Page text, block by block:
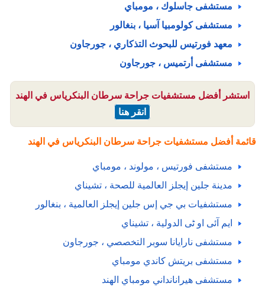
مستشفى جاسلوك ، مومباي
مستشفى كولومبيا آسيا ، بنغالور
معهد فورتيس للبحوث التذكاري ، جورجاون
مستشفى أرتميس ، جورجاون
استشر أفضل مستشفيات جراحة سرطان البنكرياس في الهند
انقر هنا
قائمة أفضل مستشفيات جراحة سرطان البنكرياس في الهند
مستشفى فورتيس ، مولوند ، مومباي
مدينة جلين إيجلز العالمية للصحة ، تشيناي
مستشفيات بي جي إس جلين إيجلز العالمية ، بنغالور
ایم آئی او ٹی الدولية ، تشيناي
مستشفى نارايانا سوبر التخصصي ، جورجاون
مستشفى بريتش كاندي مومباي
مستشفى هيرانانداني مومباي الهند